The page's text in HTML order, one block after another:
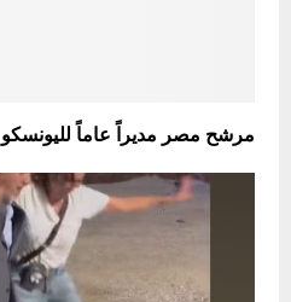
مرشح مصر مديراً عاماً لليونسكو